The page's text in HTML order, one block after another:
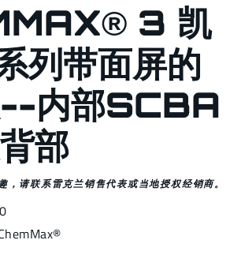
3 凯
列带面屏的
--内部SCBA
部
，请联系雷克兰销售代表或当地授权经销商。